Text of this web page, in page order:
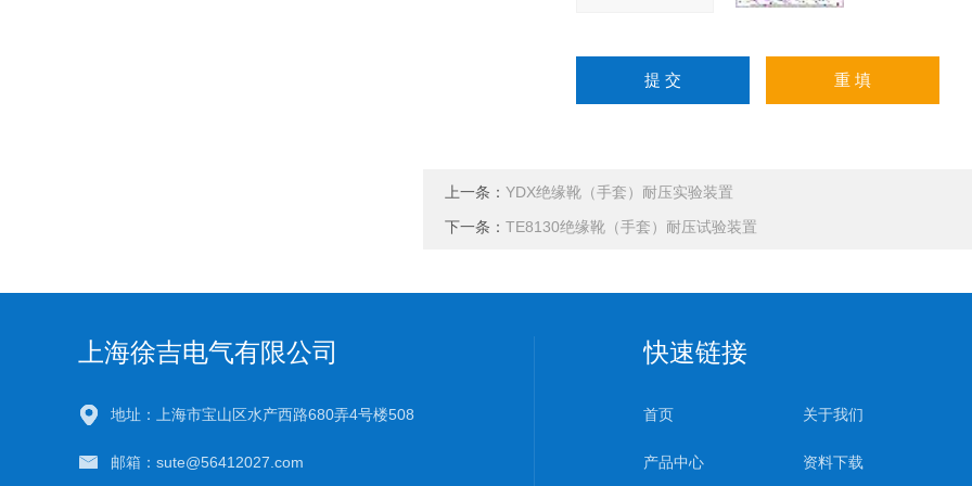
上一条： YDX绝缘靴（手套）耐压实验装置
下一条： TE8130绝缘靴（手套）耐压试验装置
上海徐吉电气有限公司
地址：上海市宝山区水产西路680弄4号楼508
邮箱：sute@56412027.com
快速链接
首页 关于我们
产品中心 资料下载